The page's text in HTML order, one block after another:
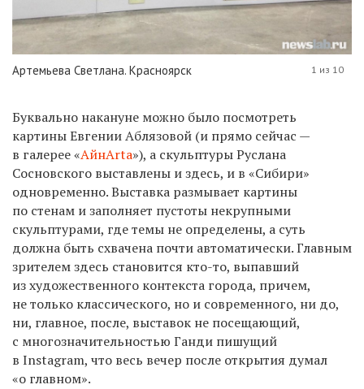
Артемьева Светлана. Красноярск 1 из 10
Буквально накануне можно было посмотреть
картины Евгении Аблязовой (и прямо сейчас —
в галерее «АйнArta»), а скульптуры Руслана
Сосновского выставлены и здесь, и в «Сибири»
одновременно. Выставка размывает картины
по стенам и заполняет пустоты некрупными
скульптурами, где темы не определены, а суть
должна быть схвачена почти автоматически. Главным
зрителем здесь становится кто-то, выпавший
из художественного контекста города, причем,
не только классического, но и современного, ни до,
ни, главное, после, выставок не посещающий,
с многозначительностью Ганди пишущий
в Instagram, что весь вечер после открытия думал
«о главном».